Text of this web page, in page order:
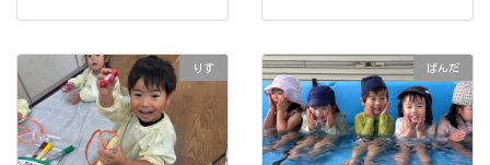
りす ぱんだ